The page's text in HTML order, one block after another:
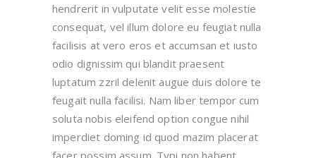
hendrerit in vulputate velit esse molestie
consequat, vel illum dolore eu feugiat nulla
facilisis at vero eros et accumsan et iusto
odio dignissim qui blandit praesent
luptatum zzril delenit augue duis dolore te
feugait nulla facilisi. Nam liber tempor cum
soluta nobis eleifend option congue nihil
imperdiet doming id quod mazim placerat
facer possim assum. Typi non habent